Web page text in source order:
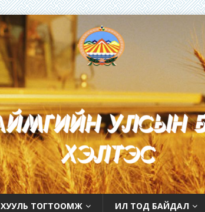
ХУУЛЬ ТОГТООМЖ ИЛ ТОД БАЙДАЛ